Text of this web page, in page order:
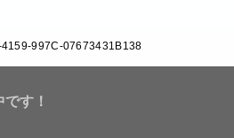
4159-997C-07673431B138
す！